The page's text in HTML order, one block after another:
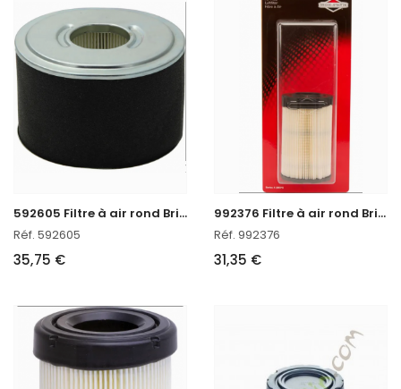
5
92605 Filtre à air rond Briggs & Stratton
Réf. 592605
35,75 €
9
92376 Filtre à air rond Briggs & Stratton
Réf. 992376
31,35 €